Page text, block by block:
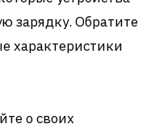
зарядку. Обратите
характеристики
о своих